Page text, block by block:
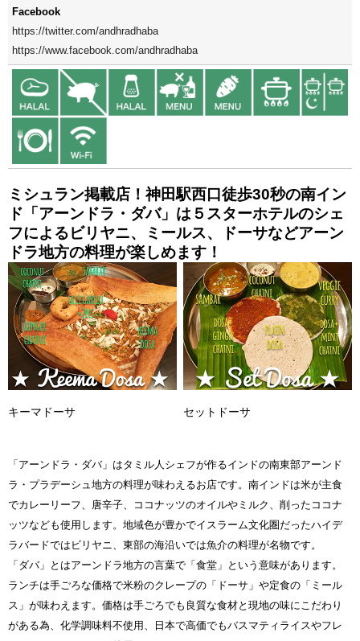
Facebook
https://twitter.com/andhradhaba
https://www.facebook.com/andhradhaba
ミシュラン掲載店！神田駅西口徒歩30秒の南イン
ド「アーンドラ・ダバ」は５スターホテルのシェ
フによるビリヤニ、ミールス、ドーサなどアーン
ドラ地方の料理が楽しめます！
キーマドーサ セットドーサ
「アーンドラ・ダバ」はタミル人シェフが作るインドの南東部アーンド
ラ・プラデーシュ地方の料理が味わえるお店です。南インドは米が主食
でカレーリーフ、唐辛子、ココナッツのオイルやミルク、削ったココナ
ッツなども使用します。地域色が豊かでイスラーム文化圏だったハイデ
ラバードではビリヤニ、東部の海沿いでは魚介の料理が名物です。
「ダバ」とはアーンドラ地方の言葉で「食堂」という意味があります。
ランチは手ごろな価格で米粉のクレープの「ドーサ」や定食の「ミール
ス」が味わえます。価格は手ごろでも良質な食材と現地の味にこだわり
がある為、化学調味料不使用、日本で高価でもバスマティライスやフレ